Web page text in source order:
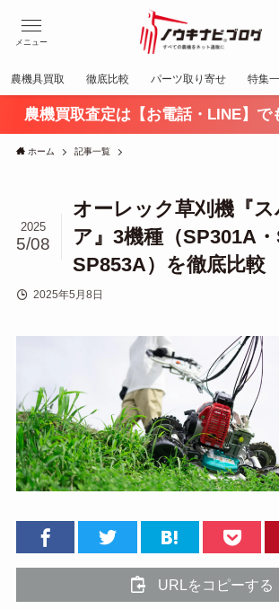
メニュー
農機具買取 徹底比較 パーツ取り寄せ 特集
農機買取査定は【お電話・LINE】で
ホーム 記事一覧
オーレック草刈機『
ア』3機種（SP301A・
SP853A）を徹底比較
2025
5/08
2025年5月8日
URLをコピーする